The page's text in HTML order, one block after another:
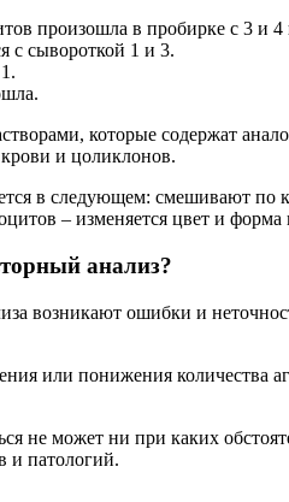
произошла в пробирке с 3 и 4
с сывороткой 1 и 3.
которые содержат
и цоликлонов.
в следующем: смешивают
– изменяется цвет и
анализ?
возникают ошибки и
или понижения количества
не может ни при каких
и патологий.